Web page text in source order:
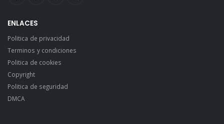
ENLACES
Politica de privacidad
Terminos y condiciones
Politica de cookies
Copyright
Politica de seguridad
DMCA